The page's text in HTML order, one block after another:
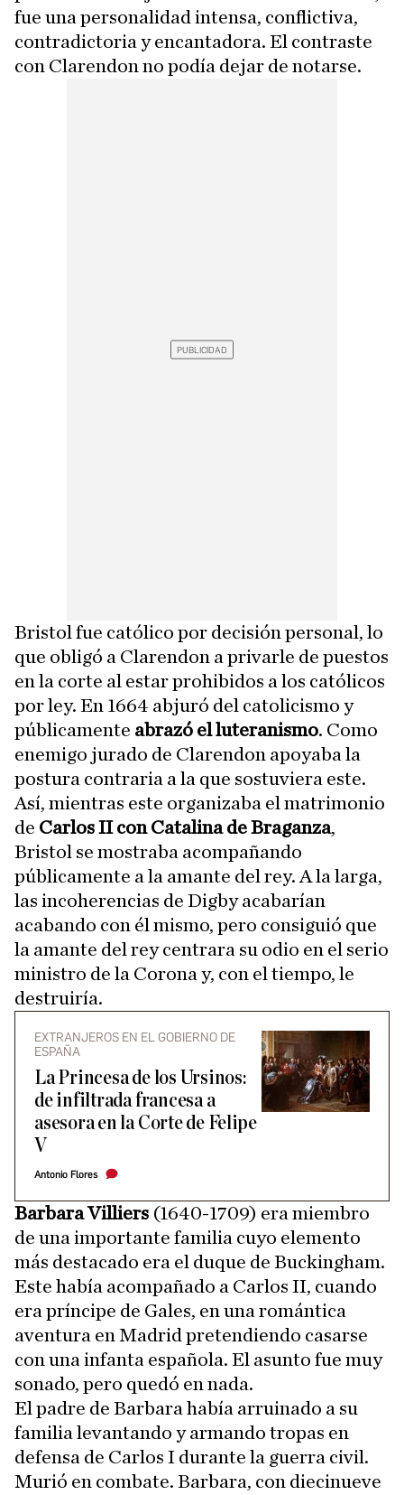
fue una personalidad intensa, conflictiva,
contradictoria y encantadora. El contraste
con Clarendon no podía dejar de notarse.
Bristol fue católico por decisión personal, lo
que obligó a Clarendon a privarle de puestos
en la corte al estar prohibidos a los católicos
por ley. En 1664 abjuró del catolicismo y
públicamente abrazó el luteranismo. Como
enemigo jurado de Clarendon apoyaba la
postura contraria a la que sostuviera este.
Así, mientras este organizaba el matrimonio
de Carlos II con Catalina de Braganza,
Bristol se mostraba acompañando
públicamente a la amante del rey. A la larga,
las incoherencias de Digby acabarían
acabando con él mismo, pero consiguió que
la amante del rey centrara su odio en el serio
ministro de la Corona y, con el tiempo, le
destruiría.
EXTRANJEROS EN EL GOBIERNO DE
ESPAÑA
La Princesa de los Ursinos:
de infiltrada francesa a
asesora en la Corte de Felipe
V
Antonio Flores
Barbara Villiers (1640-1709) era miembro
de una importante familia cuyo elemento
más destacado era el duque de Buckingham.
Este había acompañado a Carlos II, cuando
era príncipe de Gales, en una romántica
aventura en Madrid pretendiendo casarse
con una infanta española. El asunto fue muy
sonado, pero quedó en nada.
El padre de Barbara había arruinado a su
familia levantando y armando tropas en
defensa de Carlos I durante la guerra civil.
Murió en combate. Barbara, con diecinueve